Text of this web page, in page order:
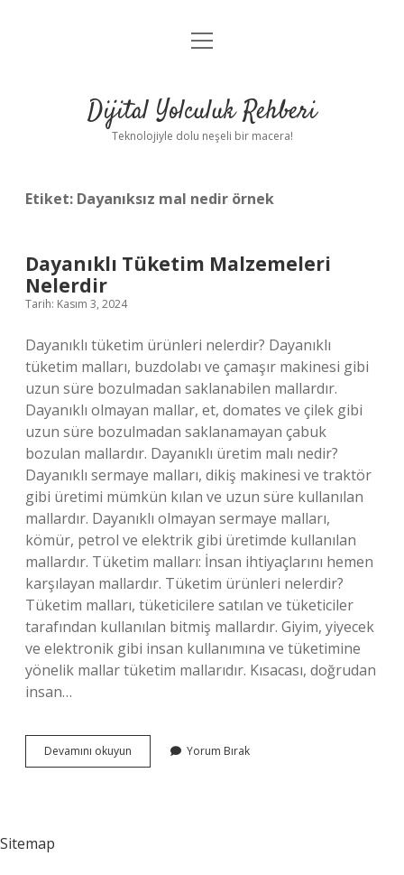
Anasayfa
Yasal Uyarı
menüyü
Dijital Yolculuk Rehberi
Teknolojiyle dolu neşeli bir macera!
Etiket: Dayanıksız mal nedir örnek
Dayanıklı Tüketim Malzemeleri
Nelerdir
Tarih: Kasım 3, 2024
Dayanıklı tüketim ürünleri nelerdir? Dayanıklı
tüketim malları, buzdolabı ve çamaşır makinesi gibi
uzun süre bozulmadan saklanabilen mallardır.
Dayanıklı olmayan mallar, et, domates ve çilek gibi
uzun süre bozulmadan saklanamayan çabuk
bozulan mallardır. Dayanıklı üretim malı nedir?
Dayanıklı sermaye malları, dikiş makinesi ve traktör
gibi üretimi mümkün kılan ve uzun süre kullanılan
mallardır. Dayanıklı olmayan sermaye malları,
kömür, petrol ve elektrik gibi üretimde kullanılan
mallardır. Tüketim malları: İnsan ihtiyaçlarını hemen
karşılayan mallardır. Tüketim ürünleri nelerdir?
Tüketim malları, tüketicilere satılan ve tüketiciler
tarafından kullanılan bitmiş mallardır. Giyim, yiyecek
ve elektronik gibi insan kullanımına ve tüketimine
yönelik mallar tüketim mallarıdır. Kısacası, doğrudan
insan…
Devamını okuyun Dayanıklı
Tüketim
Yorum Bırak
Sitemap